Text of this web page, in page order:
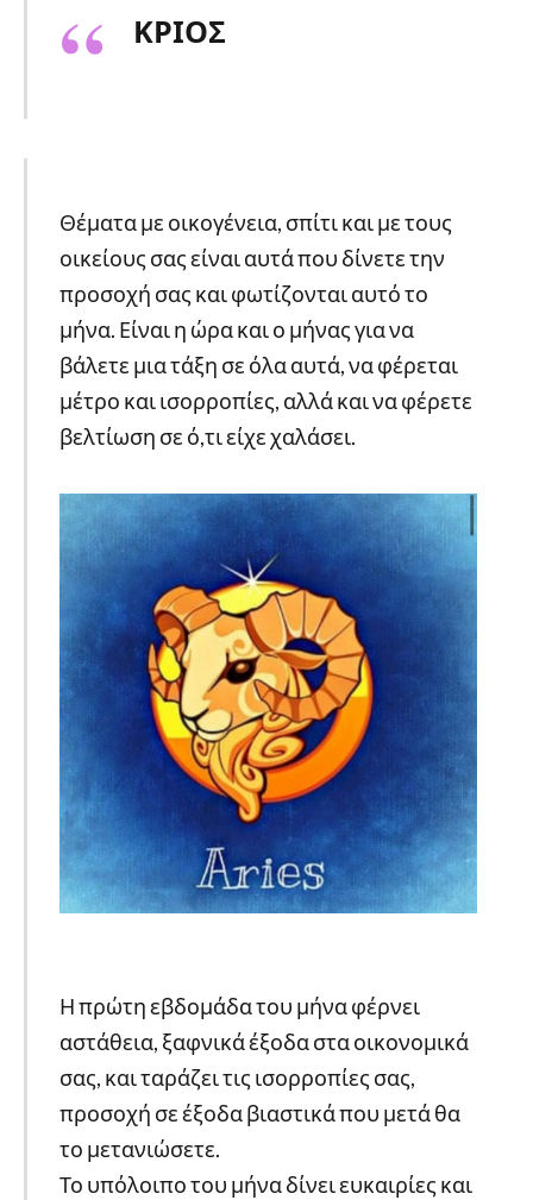
ΚΡΙΟΣ
Θέματα με οικογένεια, σπίτι και με τους
οικείους σας είναι αυτά που δίνετε την
προσοχή σας και φωτίζονται αυτό το
μήνα. Είναι η ώρα και ο μήνας για να
βάλετε μια τάξη σε όλα αυτά, να φέρεται
μέτρο και ισορροπίες, αλλά και να φέρετε
βελτίωση σε ό,τι είχε χαλάσει.
Η πρώτη εβδομάδα του μήνα φέρνει
αστάθεια, ξαφνικά έξοδα στα οικονομικά
σας, και ταράζει τις ισορροπίες σας,
προσοχή σε έξοδα βιαστικά που μετά θα
το μετανιώσετε.
Το υπόλοιπο του μήνα δίνει ευκαιρίες και